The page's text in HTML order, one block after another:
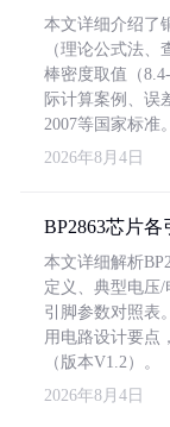
本文详细介绍了
（理论公式法
棒密度取值（
际计算案例、误
2007等国家标准。
2026年8月4日
BP2863芯片各
本文详细解析
定义、典型电压
引脚参数对照表
用电路设计要点
（版本V1.2）。
2026年8月4日